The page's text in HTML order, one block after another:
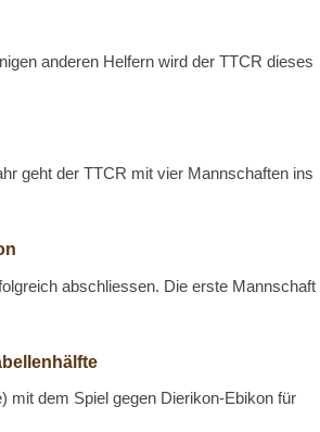
anderen Helfern wird der TTCR dieses
geht der TTCR mit vier Mannschaften ins
abschliessen. Die erste Mannschaft
mit dem Spiel gegen Dierikon-Ebikon für